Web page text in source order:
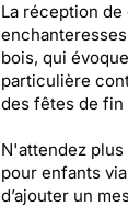
La réception
bois, qui
particulière
des fêtes de fin
N'attendez
pour enfants
d’ajouter un